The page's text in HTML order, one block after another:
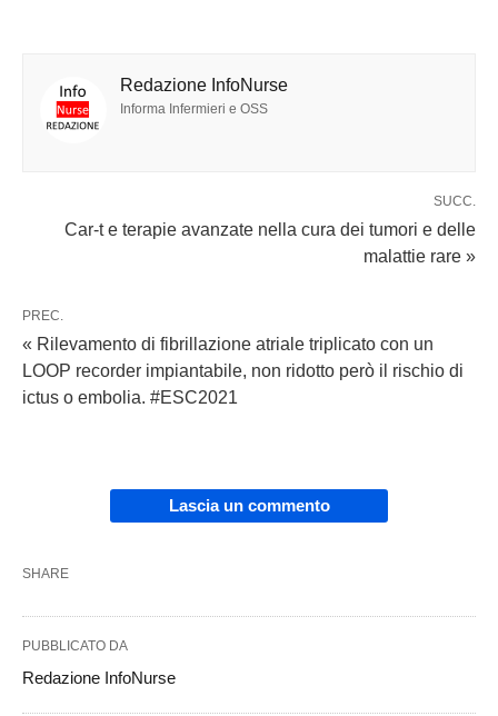
Redazione InfoNurse
Informa Infermieri e OSS
SUCC.
Car-t e terapie avanzate nella cura dei tumori e delle
malattie rare »
PREC.
« Rilevamento di fibrillazione atriale triplicato con un
LOOP recorder impiantabile, non ridotto però il rischio di
ictus o embolia. #ESC2021
Lascia un commento
SHARE
PUBBLICATO DA
Redazione InfoNurse